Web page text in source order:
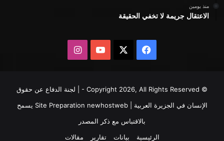
منذ يومين
الاعتقال جريمة لا تخفي الحقيقة
فيسبوك يوتيوبانستقرام
© Copyright 2026, All Rights Reserved - | لجنة الدفاع عن حقوق
الإنسان في الجزيرة العربية | Site Preparationnewhostweb
يسمح
بالاقتباس مع ذكر المصدر
الرئيسية
بيانات تقارير مقالات